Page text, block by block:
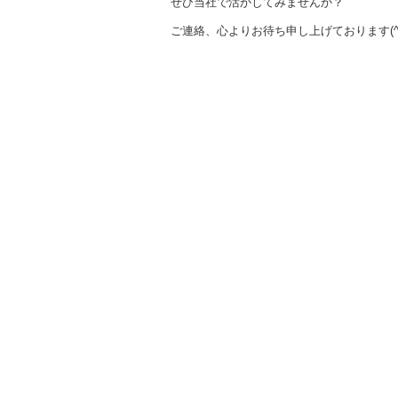
ご連絡、心よりお待ち申し上げております